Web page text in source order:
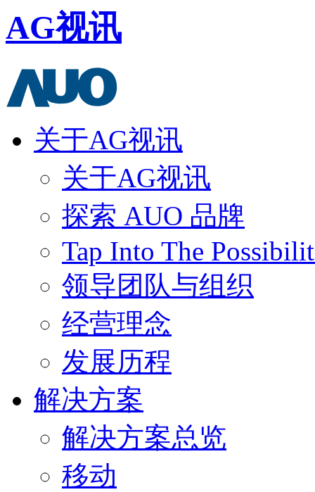
AG视讯
关于AG视讯
关于AG视讯
探索 AUO 品牌
Tap Into The
领导团队与组织
经营理念
发展历程
解决方案
解决方案总览
移动